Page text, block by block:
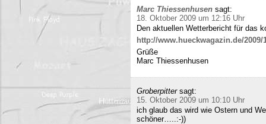
Marc Thiessenhusen sagt:
18. Oktober 2009 um 12:16 Uhr
Den aktuellen Wetterbericht für das
http://www.hueckwagazin.de/2009/
Grüße
Marc Thiessenhusen
Groberpitter sagt:
15. Oktober 2009 um 10:10 Uhr
ich glaub das wird wie Ostern und
schöner…..:-))